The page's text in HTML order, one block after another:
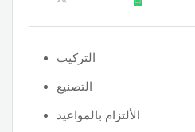
التركيب
التصنيع
الألتزام بالمواعيد